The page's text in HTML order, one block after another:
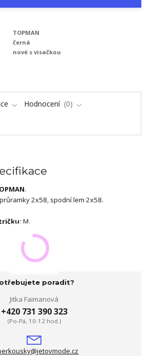
TOPMAN
černá
nové s visačkou
Hodnocení
0
.
2x58, spodní lem 2x58.
M.
poradit?
Jitka Faimanová
+420 731 390 323
(Po-Pá, 10-12 hod.)